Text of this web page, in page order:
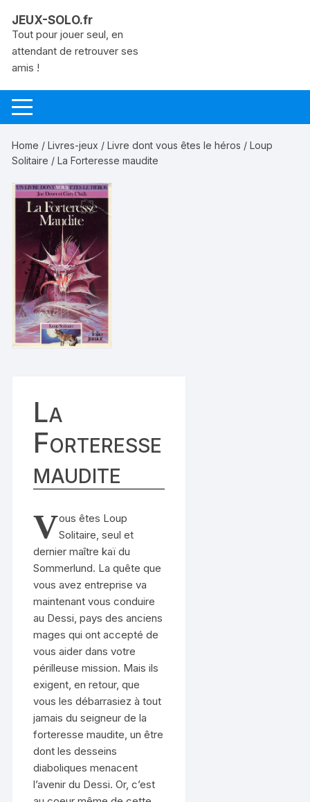
contenu
JEUX-SOLO.fr
Tout pour jouer seul, en
attendant de retrouver ses
amis !
Home /Livres-jeux /Livre dont vous êtes le héros /Loup
Solitaire / La Forteresse maudite
La
Forteresse
maudite
Vous êtes Loup
Solitaire, seul et
dernier maître kaï du
Sommerlund. La quête que
vous avez entreprise va
maintenant vous conduire
au Dessi, pays des anciens
mages qui ont accepté de
vous aider dans votre
périlleuse mission. Mais ils
exigent, en retour, que
vous les débarrasiez à tout
jamais du seigneur de la
forteresse maudite, un être
dont les desseins
diaboliques menacent
l’avenir du Dessi. Or, c’est